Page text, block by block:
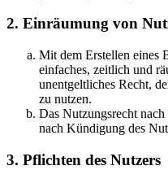
2. Einräumung von
Mit dem Erstellen eines
einfaches, zeitlich und
unentgeltliches Recht,
zu nutzen.
Das Nutzungsrecht
nach Kündigung des
3. Pflichten des Nutzers